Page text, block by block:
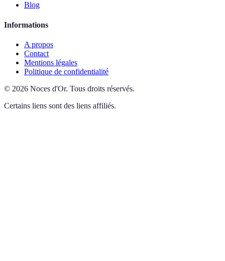
Blog
Informations
A propos
Contact
Mentions légales
Politique de confidentialité
© 2026 Noces d'Or. Tous droits réservés.
Certains liens sont des liens affiliés.